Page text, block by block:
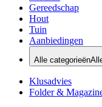
Gereedschap
Hout
Tuin
Aanbiedingen
Alle categorieën
Klusadvies
Folder &